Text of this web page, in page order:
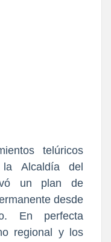
telúricos
Alcaldía del
un plan de
desde
En perfecta
regional y los